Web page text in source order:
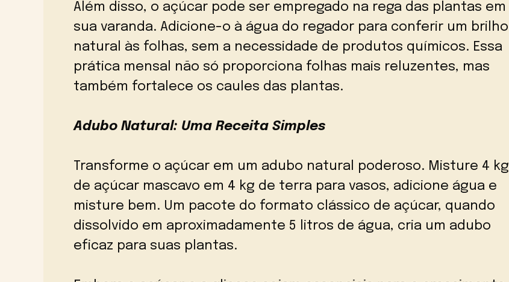
Além disso, o açúcar pode ser empregado na rega das plantas em
sua varanda. Adicione-o à água do regador para conferir um brilho
natural às folhas, sem a necessidade de produtos químicos. Essa
prática mensal não só proporciona folhas mais reluzentes, mas
também fortalece os caules das plantas.
Adubo Natural: Uma Receita Simples
Transforme o açúcar em um adubo natural poderoso. Misture 4 kg
de açúcar mascavo em 4 kg de terra para vasos, adicione água e
misture bem. Um pacote do formato clássico de açúcar, quando
dissolvido em aproximadamente 5 litros de água, cria um adubo
eficaz para suas plantas.